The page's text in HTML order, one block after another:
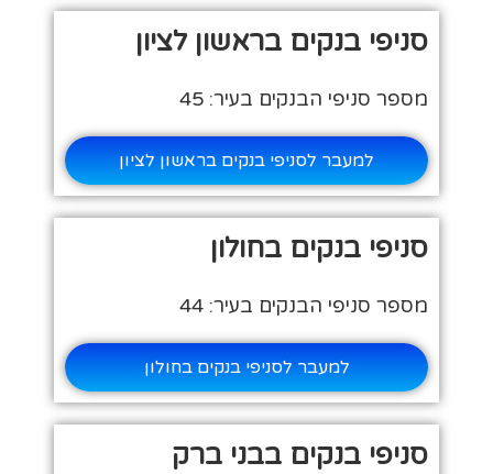
סניפי בנקים בראשון לציון
מספר סניפי הבנקים בעיר: 45
למעבר לסניפי בנקים בראשון לציון
סניפי בנקים בחולון
מספר סניפי הבנקים בעיר: 44
למעבר לסניפי בנקים בחולון
סניפי בנקים בבני ברק